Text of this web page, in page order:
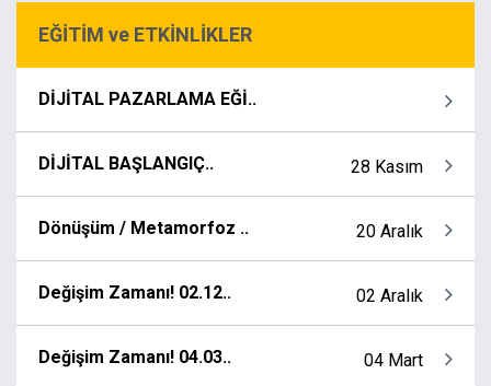
EĞİTİM ve ETKİNLİKLER
DİJİTAL PAZARLAMA EĞİ..
DİJİTAL BAŞLANGIÇ.. 28 Kasım
Dönüşüm / Metamorfoz .. 20 Aralık
Değişim Zamanı! 02.12.. 02 Aralık
Değişim Zamanı! 04.03.. 04 Mart